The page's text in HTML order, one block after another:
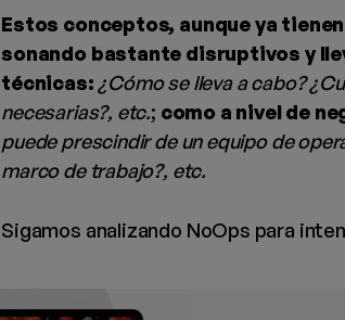
Estos conceptos, aunque ya
sonando bastante disruptivos y
técnicas: ¿Cómo se lleva a cabo?
necesarias?, etc.; como a nivel de
puede prescindir de un equipo de
marco de trabajo?, etc.
Sigamos analizando NoOps para